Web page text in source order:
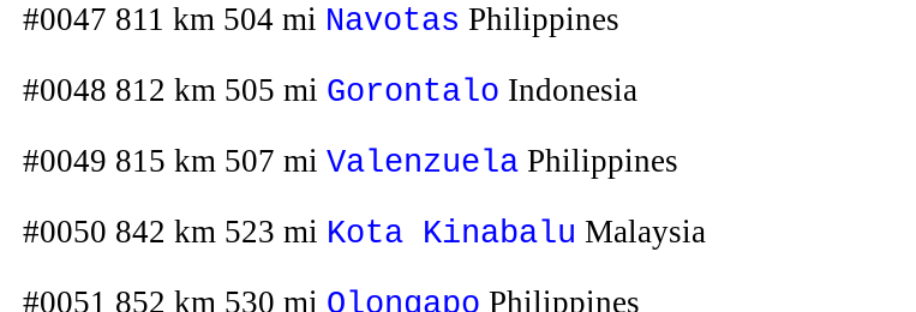
#0047 811 km 504 mi Navotas Philippines
#0048 812 km 505 mi Gorontalo Indonesia
#0049 815 km 507 mi ValenzuelaPhilippines
#0050 842 km 523 mi Kota Kinabalu Malaysia
#0051 852 km 530 mi Olongapo Philippines